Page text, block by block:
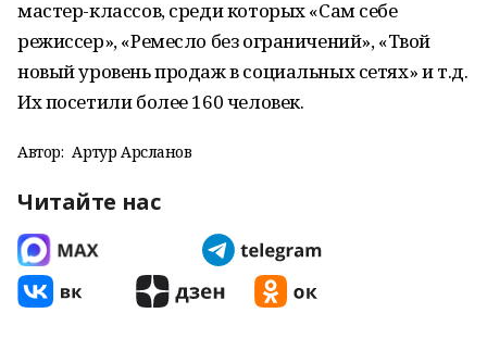
мастер-классов, среди которых «Сам себе
режиссер», «Ремесло без ограничений», «Твой
новый уровень продаж в социальных сетях» и т.д.
Их посетили более 160 человек.
Автор: Артур Арсланов
Читайте нас